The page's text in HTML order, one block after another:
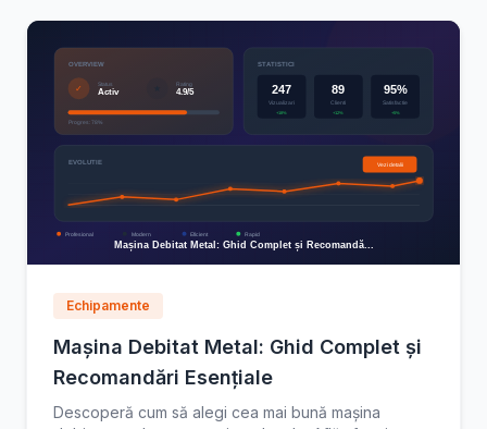
Echipamente
Mașina Debitat Metal: Ghid Complet și
Recomandări Esențiale
Descoperă cum să alegi cea mai bună mașina